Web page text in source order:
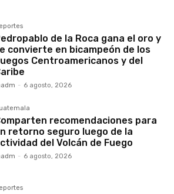
de la Roca gana el oro y
convierte en bicampeón de los
Centroamericanos y del
- 6 agosto, 2026
recomendaciones para
retorno seguro luego de la
del Volcán de Fuego
- 6 agosto, 2026